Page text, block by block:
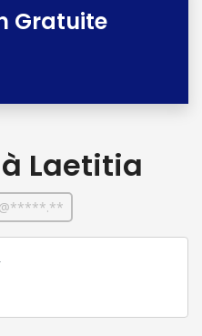
Gratuite
à Laetitia